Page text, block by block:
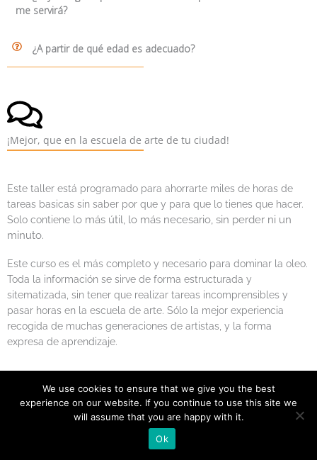
me servirá?
¿A partir de qué edad es adecuado?
¡Mejor, que en la escuela de arte de tu ciudad!
Este taller está programado para ahorrarte miles de horas de
tareas basicas sin saber por que y para que lo tienes que hacer.
Solo contiene l o más útil, lo más necesario, sin perder ni un
minuto.
Este curso es el más completo y necesario para dominar la oleo.
Toda la información se sirve de forma estructurada y
sitematizada, sin tener que realizar tareas incomprensibles y
pasar horas en la escuela de arte. Sólo la mejor experiencia
recogida de muchas generaciones de artistas, y la forma
expresa de aprendizaje.
¿Para quién?
We use cookies to ensure that we give you the best
experience on our website. If you continue to use this site we
will assume that you are happy with it.
Ok